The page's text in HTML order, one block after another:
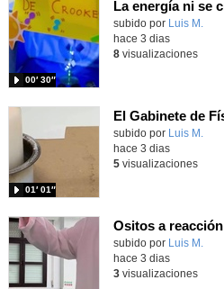
Contenido educativo.
subido por Luis M.
00′ 30″
hace 3 dias
8visualizaciones
Contenido educativo.
subido por Luis M.
01′ 01″
hace 3 dias
5visualizaciones
Ositos a reacción
Contenido educativo.
subido por Luis M.
hace 3 dias
3visualizaciones